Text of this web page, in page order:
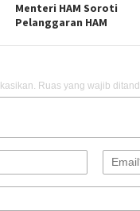
Menteri HAM Soroti
Pelanggaran HAM
Ruas yang wajib